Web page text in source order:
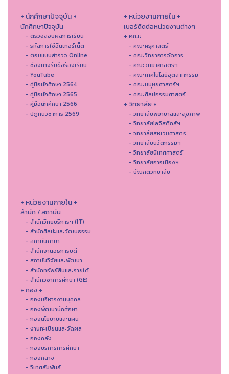
+ นักศึกษาปัจจุบัน +
นักศึกษาปัจจุบัน
- ตรวจสอบผลการเรียน
- รหัสการใช้อินเทอร์เน็ต
- ตอบแบบสำรวจ Online
- ช่องทางรับข้อร้องเรียน
- YouTube
- คู่มือนักศึกษา 2564
- คู่มือนักศึกษา 2565
- คู่มือนักศึกษา 2566
- ปฏิทินวิชาการ 2569
+ หน่วยงานภายใน +
เบอร์ติดต่อหน่วยงานต่างๆ
+ คณะ
- คณะครุศาสตร์
- คณะวิทยาการจัดการ
- คณะวิทยาศาสตร์ฯ
- คณะเทคโนโลยีอุตสาหกรรม
- คณะมนุษยศาสตร์ฯ
- คณะศิลปกรรมศาสตร์
+ วิทยาลัย +
- วิทยาลัยพยาบาลและสุขภาพ
- วิทยาลัยโลจิสติกส์ฯ
- วิทยาลัยสหเวชศาสตร์
- วิทยาลัยนวัตกรรมฯ
- วิทยาลัยนิเทศศาสตร์
- วิทยาลัยการเมืองฯ
- บัณฑิตวิทยาลัย
+ หน่วยงานภายใน +
สำนัก / สถาบัน
- สำนักวิทยบริการฯ (IT)
- สํานักศิลปะและวัฒนธรรม
- สถาบันภาษา
- สำนักงานอธิการบดี
- สถาบันวิจัยและพัฒนา
- สำนักทรัพย์สินและรายได้
- สำนักวิชาการศึกษา (GE)
+ กอง +
- กองบริหารงานบุคคล
- กองพัฒนานักศึกษา
- กองนโยบายและแผน
- งานทะเบียนและวัดผล
- กองคลัง
- กองบริการการศึกษา
- กองกลาง
- วิเทศสัมพันธ์